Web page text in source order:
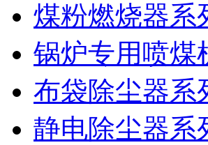
煤粉燃烧器系
锅炉专用喷煤
布袋除尘器系
静电除尘器系